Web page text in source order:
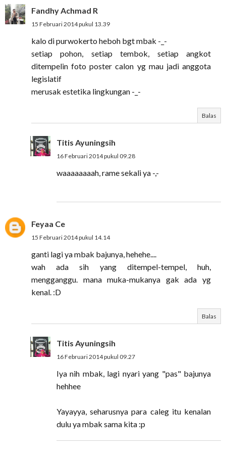
Fandhy Achmad R
15 Februari 2014 pukul 13.39
kalo di purwokerto heboh bgt mbak -_-
setiap pohon, setiap tembok, setiap angkot
ditempelin foto poster calon yg mau jadi anggota
legislatif
merusak estetika lingkungan -_-
Balas
Titis Ayuningsih
16 Februari 2014 pukul 09.28
waaaaaaaah, rame sekali ya -,-
Feyaa Ce
15 Februari 2014 pukul 14.14
ganti lagi ya mbak bajunya, hehehe....
wah ada sih yang ditempel-tempel, huh,
mengganggu. mana muka-mukanya gak ada yg
kenal. :D
Balas
Titis Ayuningsih
16 Februari 2014 pukul 09.27
Iya nih mbak, lagi nyari yang "pas" bajunya
hehhee
Yayayya, seharusnya para caleg itu kenalan
dulu ya mbak sama kita :p